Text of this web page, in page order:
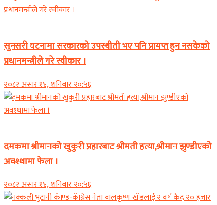
सुनसरी घटनामा सरकारको उपस्थीती भए पनि प्रायप्त हुन नसकेको
प्रधानमन्त्रीले गरे स्वीकार ।
२०८२ असार १४, शनिबार २०:५६
दमकमा श्रीमानको खुकुरी प्रहारबाट श्रीमती हत्या,श्रीमान झुण्डीएको
अवश्थामा फेला ।
२०८२ असार १४, शनिबार २०:५६